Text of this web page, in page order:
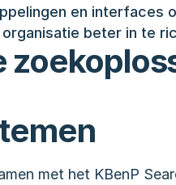
en interfaces
beter in te
met het KBenP